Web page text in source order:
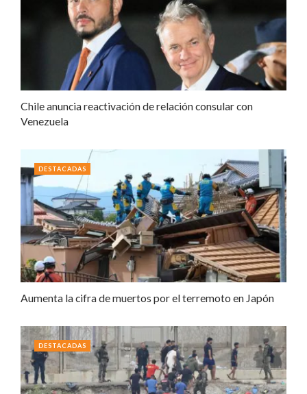
Chile anuncia reactivación de relación consular con
Venezuela
Aumenta la cifra de muertos por el terremoto en Japón
DESTACADAS
DESTACADAS